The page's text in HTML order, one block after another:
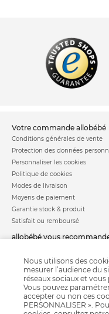
votre commande allobébé
Conditions générales de vente
Protection des données
Personnaliser les cookies
Politique de cookies
Modes de livraison
Moyens de paiement
Garantie stock & produit
Satisfait ou remboursé
allobébé vous
Nos labels
Nos licences
Besoin d'aide ?
FAQ
Nous utilisons des
mesurer l’audience du
réseaux sociaux et
Vous pouvez
accepter ou non ces
PERSONNALISER ».